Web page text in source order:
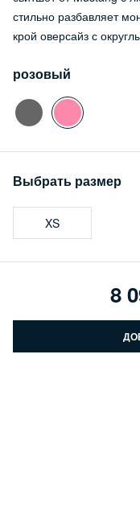
стильно разбавляет
крой оверсайз с
розовый
Выбрать размер
XS
8